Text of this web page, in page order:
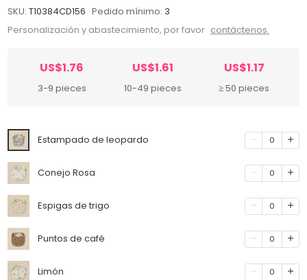
SKU: T10384CD156 Pedido mínimo: 3
Personalización y abastecimiento, por favor contáctenos.
US$1.76
3-9 pieces
US$1.61
10-49 pieces
US$1.17
≥ 50 pieces
Estampado de leopardo 0
Conejo Rosa 0
Espigas de trigo 0
Puntos de café 0
Limón 0